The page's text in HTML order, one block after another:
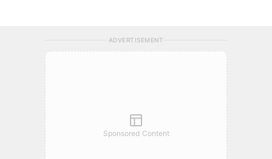
ADVERTISEMENT
Sponsored Content